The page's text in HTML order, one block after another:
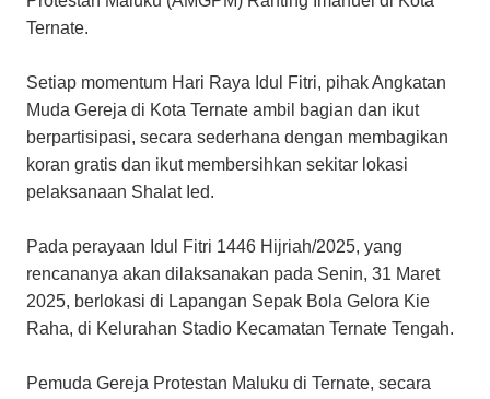
Ternate.
Setiap momentum Hari Raya Idul Fitri, pihak Angkatan
Muda Gereja di Kota Ternate ambil bagian dan ikut
berpartisipasi, secara sederhana dengan membagikan
koran gratis dan ikut membersihkan sekitar lokasi
pelaksanaan Shalat Ied.
Pada perayaan Idul Fitri 1446 Hijriah/2025, yang
rencananya akan dilaksanakan pada Senin, 31 Maret
2025, berlokasi di Lapangan Sepak Bola Gelora Kie
Raha, di Kelurahan Stadio Kecamatan Ternate Tengah.
Pemuda Gereja Protestan Maluku di Ternate, secara